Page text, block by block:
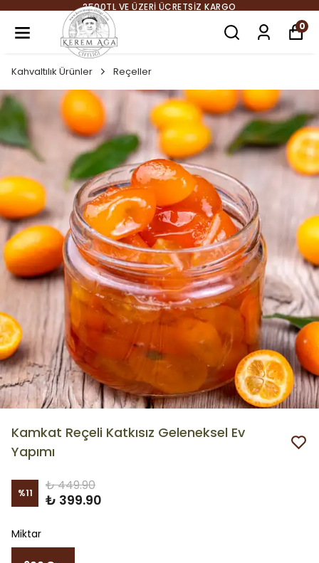
YENİ SEZON ÜRÜNLER SOFRANIZDA TANIŞMAYA HAZIR
0
Kahvaltılık Ürünler Reçeller
Kamkat Reçeli Katkısız Geleneksel Ev
Yapımı
%11 ₺ 449.90
₺ 399.90
Miktar